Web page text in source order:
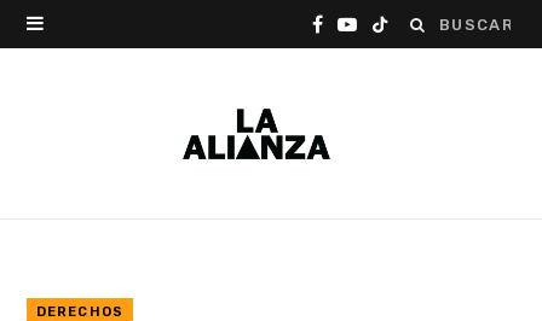
Buscar:
F Y T
DERECHOS